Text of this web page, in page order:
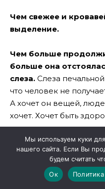
Чем свежее и
выделение.
Чем больше
больше она
слеза. Слеза
что человек не
А хочет он вещей,
хочет. Хочет быть
признавать, что
Неумение плакать и
серьезные стрессы,
развязать. Если
Мы используем куки
нашего сайта. Если Вы
будем считать
Ок